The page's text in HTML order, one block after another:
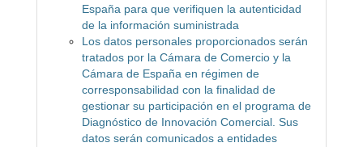
España para que verifiquen la autenticidad
de la información suministrada
Los datos personales proporcionados serán
tratados por la Cámara de Comercio y la
Cámara de España en régimen de
corresponsabilidad con la finalidad de
gestionar su participación en el programa de
Diagnóstico de Innovación Comercial. Sus
datos serán comunicados a entidades